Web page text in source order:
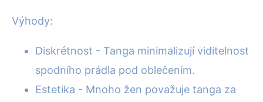
Výhody:
Diskrétnost - Tanga minimalizují viditelnost
spodního prádla pod oblečením.
Estetika - Mnoho žen považuje tanga za